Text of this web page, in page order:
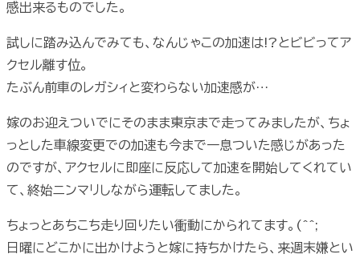
感出来るものでした。
試しに踏み込んでみても、なんじゃこの加速は!?とビビってア
クセル離す位。
たぶん前車のレガシィと変わらない加速感が…
嫁のお迎えついでにそのまま東京まで走ってみましたが、ちょ
っとした車線変更での加速も今まで一息ついた感じがあった
のですが、アクセルに即座に反応して加速を開始してくれてい
て、終始ニンマリしながら運転してました。
ちょっとあちこち走り回りたい衝動にかられてます。(^^;
日曜にどこかに出かけようと嫁に持ちかけたら、来週末嫌とい